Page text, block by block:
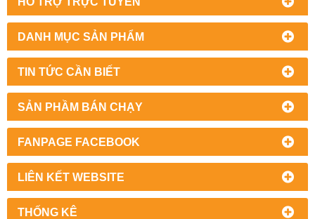
DANH MỤC SẢN PHẨM
TIN TỨC CẦN BIẾT
SẢN PHẦM BÁN CHẠY
FANPAGE FACEBOOK
LIÊN KẾT WEBSITE
THỐNG KÊ